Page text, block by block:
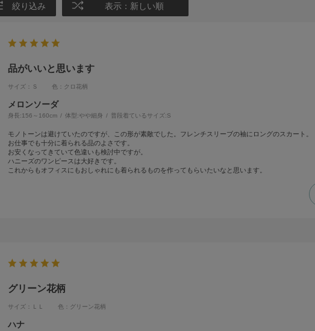
絞り込み 表示：新しい順
品がいいと思います
サイズ：Ｓ 色：クロ花柄
メロンソーダ
身長:156～160cm 体型:細身 普段着ているサイズ:S
モノトーンは避けていたのですが、この形が素敵でした。フレンチスリーブの袖にロングのスカート。
お仕事でも十分に着られる品のよさです。
お安くなってきていて色違いも検討中ですが。
ハニーズのワンピースは大好きです。
これからもオフィスにもおしゃれにも着られるものを作ってもらいたいなと思います。
グリーン花柄
サイズ：ＬＬ 色：グリーン花柄
ハナ